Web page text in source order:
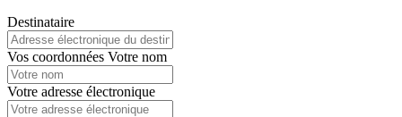
Destinataire
Vos coordonnées Votre nom
Votre adresse électronique